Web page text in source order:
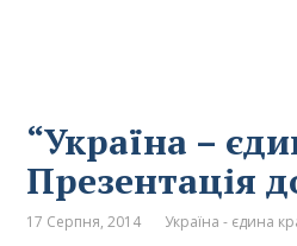
“Україна –
Презентація
17 Серпня, 2014 Україна - єдина